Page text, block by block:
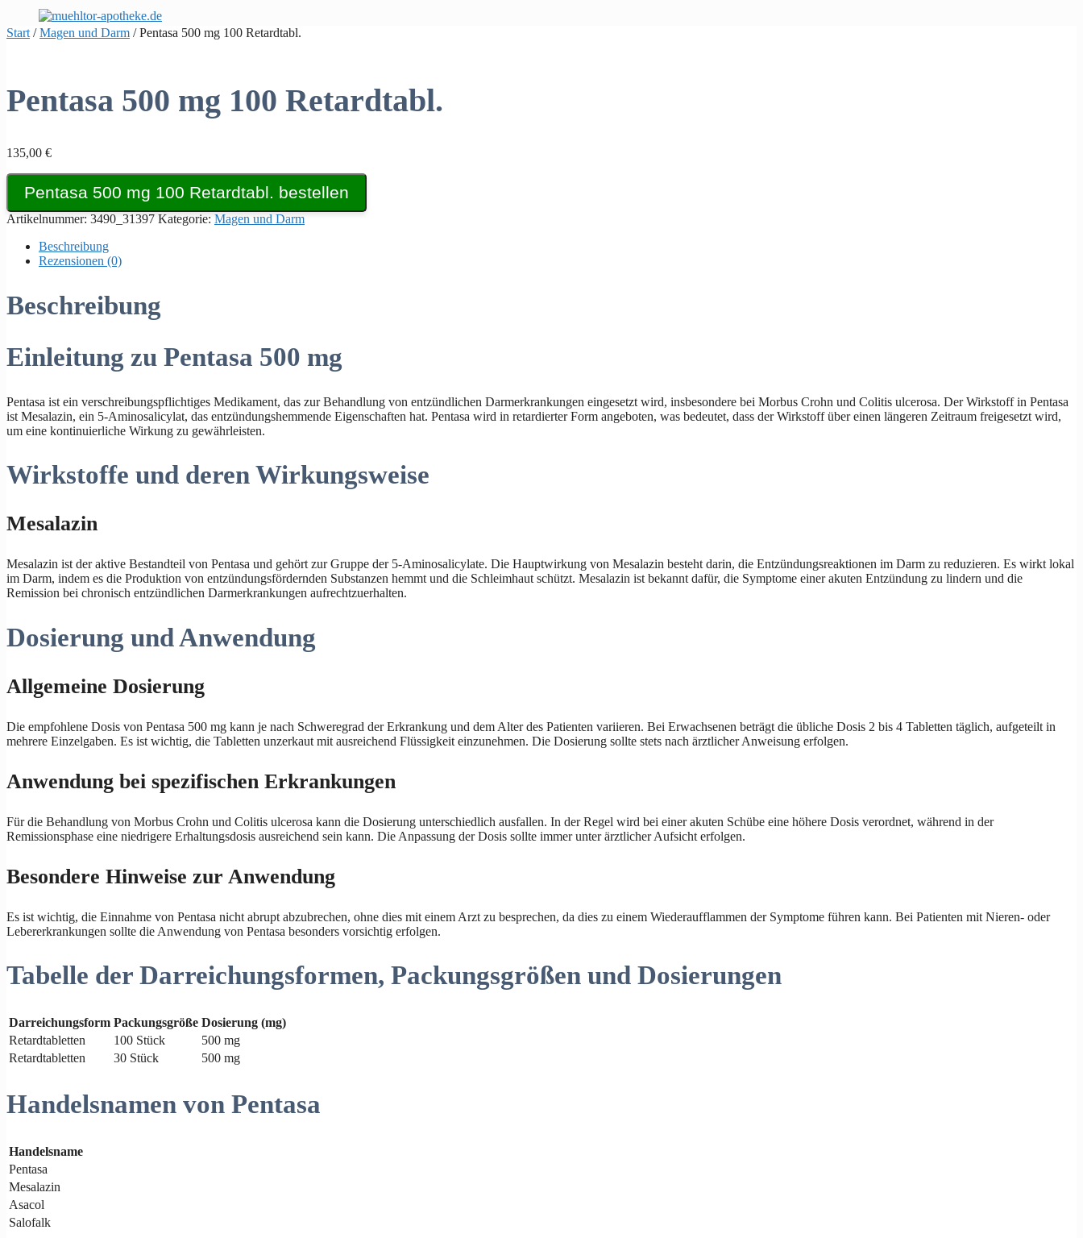
Inhalt
springen
Start /Magen und Darm / Pentasa 500 mg 100 Retardtabl.
Pentasa 500 mg 100 Retardtabl.
135,00 €
Pentasa 500 mg 100 Retardtabl. bestellen
Artikelnummer: 3490_31397 Kategorie: Magen und Darm
Beschreibung
Rezensionen (0)
Beschreibung
Einleitung zu Pentasa 500 mg
Pentasa ist ein verschreibungspflichtiges Medikament, das zur Behandlung von entzündlichen Darmerkrankungen eingesetzt wird, insbesondere bei Morbus Crohn und Colitis ulcerosa. Der Wirkstoff in Pentasa
ist Mesalazin, ein 5-Aminosalicylat, das entzündungshemmende Eigenschaften hat. Pentasa wird in retardierter Form angeboten, was bedeutet, dass der Wirkstoff über einen längeren Zeitraum freigesetzt wird,
um eine kontinuierliche Wirkung zu gewährleisten.
Wirkstoffe und deren Wirkungsweise
Mesalazin
Mesalazin ist der aktive Bestandteil von Pentasa und gehört zur Gruppe der 5-Aminosalicylate. Die Hauptwirkung von Mesalazin besteht darin, die Entzündungsreaktionen im Darm zu reduzieren. Es wirkt lokal
im Darm, indem es die Produktion von entzündungsfördernden Substanzen hemmt und die Schleimhaut schützt. Mesalazin ist bekannt dafür, die Symptome einer akuten Entzündung zu lindern und die
Remission bei chronisch entzündlichen Darmerkrankungen aufrechtzuerhalten.
Dosierung und Anwendung
Allgemeine Dosierung
Die empfohlene Dosis von Pentasa 500 mg kann je nach Schweregrad der Erkrankung und dem Alter des Patienten variieren. Bei Erwachsenen beträgt die übliche Dosis 2 bis 4 Tabletten täglich, aufgeteilt in
mehrere Einzelgaben. Es ist wichtig, die Tabletten unzerkaut mit ausreichend Flüssigkeit einzunehmen. Die Dosierung sollte stets nach ärztlicher Anweisung erfolgen.
Anwendung bei spezifischen Erkrankungen
Für die Behandlung von Morbus Crohn und Colitis ulcerosa kann die Dosierung unterschiedlich ausfallen. In der Regel wird bei einer akuten Schübe eine höhere Dosis verordnet, während in der
Remissionsphase eine niedrigere Erhaltungsdosis ausreichend sein kann. Die Anpassung der Dosis sollte immer unter ärztlicher Aufsicht erfolgen.
Besondere Hinweise zur Anwendung
Es ist wichtig, die Einnahme von Pentasa nicht abrupt abzubrechen, ohne dies mit einem Arzt zu besprechen, da dies zu einem Wiederaufflammen der Symptome führen kann. Bei Patienten mit Nieren- oder
Lebererkrankungen sollte die Anwendung von Pentasa besonders vorsichtig erfolgen.
Tabelle der Darreichungsformen, Packungsgrößen und Dosierungen
Darreichungsform Packungsgröße Dosierung (mg)
Retardtabletten
100 Stück
500 mg
Retardtabletten
30 Stück 500 mg
Handelsnamen von Pentasa
Handelsname
Pentasa
Mesalazin
Asacol
Salofalk